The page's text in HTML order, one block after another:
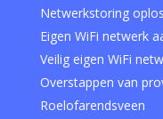
Netwerkstoring
Eigen WiFi netwerk
Veilig eigen WiFi
Overstappen van
Roelofarendsveen